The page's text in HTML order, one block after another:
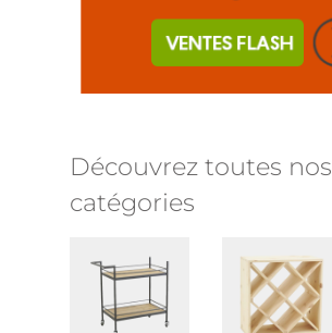
Découvrez toutes nos
catégories